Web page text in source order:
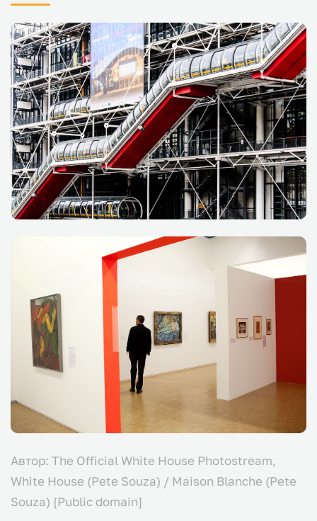
Автор: The Official White House Photostream,
White House (Pete Souza) / Maison Blanche (Pete
Souza) [Public domain]